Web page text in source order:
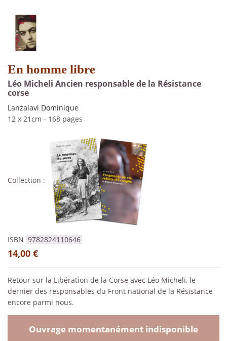
En homme libre
Léo Micheli Ancien responsable de la Résistance
corse
Lanzalavi Dominique
12 x 21cm - 168 pages
Collection :
ISBN 9782824110646
14,00 €
Retour sur la Libération de la Corse avec Léo Micheli, le
dernier des responsables du Front national de la Résistance
encore parmi nous.
Ouvrage momentanément indisponible